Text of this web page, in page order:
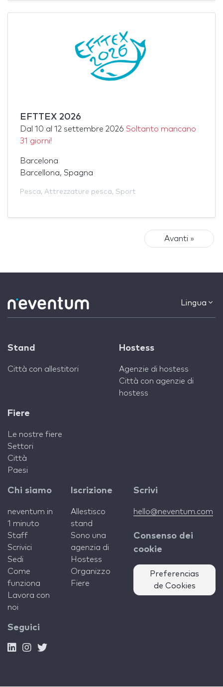
EFTTEX 2026
Dal 10 al 12 settembre 2026 Soltanto mancano
31 giorni!
Barcelona
Barcellona, Spagna
Pesca, Attrezzature pesca, Sport
Avanti »
Lingua
Stand
Città con allestitori
Hostess
Agenzie di hostess
Città con agenzie di
hostess
Fiere
Le nostre fiere
Settori
Città
Paesi
Chi siamo
neventum in
1 minuto
Staff
Scrivici
Sedi
Come
funziona
Lavora con
noi
Iscrizione
Allestisco
stand
Sono una
agenzia di
Hostess
Organizzo
Fiere
Scrivi
hello@neventum.com
Consenso dei
cookie
Preferencias
de Cookies
Seguici